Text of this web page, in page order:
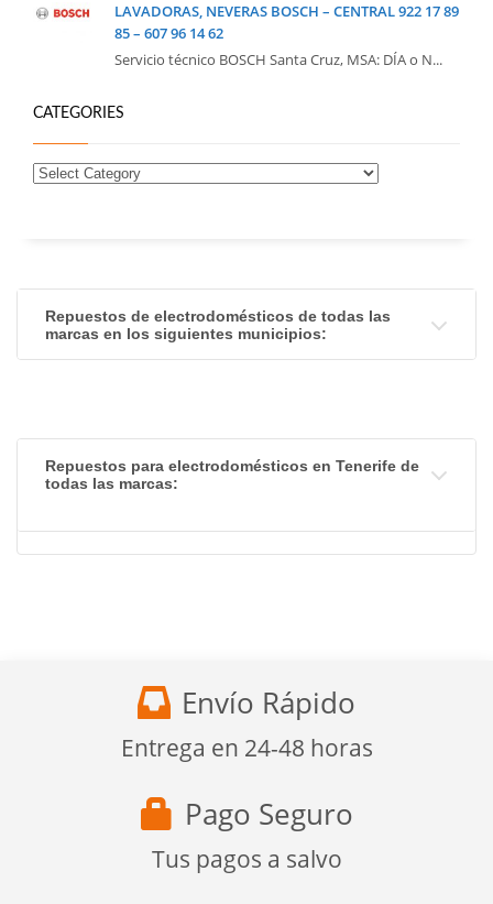
LAVADORAS, NEVERAS BOSCH – CENTRAL 922 17 89
85 – 607 96 14 62
Servicio técnico BOSCH Santa Cruz, MSA: DÍA o N...
CATEGORIES
Repuestos de electrodomésticos de todas las
marcas en los siguientes municipios:
Repuestos para electrodomésticos en Tenerife de
todas las marcas:
Envío Rápido
Entrega en 24-48 horas
Pago Seguro
Tus pagos a salvo